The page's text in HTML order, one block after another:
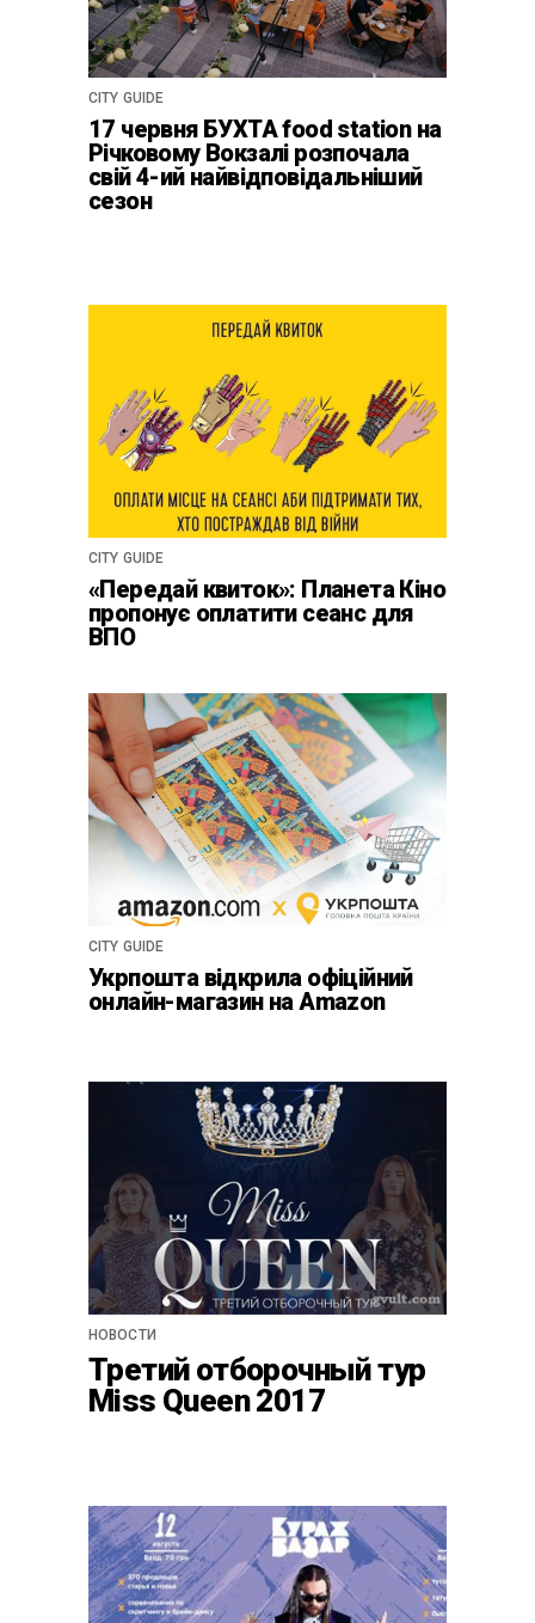
CITY GUIDE
17 червня БУХТА food station на
Річковому Вокзалі розпочала
свій 4-ий найвідповідальніший
сезон
CITY GUIDE
«Передай квиток»: Планета Кіно
пропонує оплатити сеанс для
ВПО
CITY GUIDE
Укрпошта відкрила офіційний
онлайн-магазин на Amazon
НОВОСТИ
Третий отборочный тур
Miss Queen 2017